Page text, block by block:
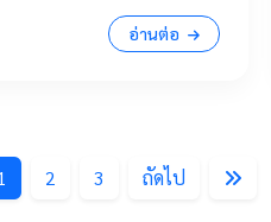
อียด / เอกสารแนบ
อ่านต่อ
2 3 ถัดไป